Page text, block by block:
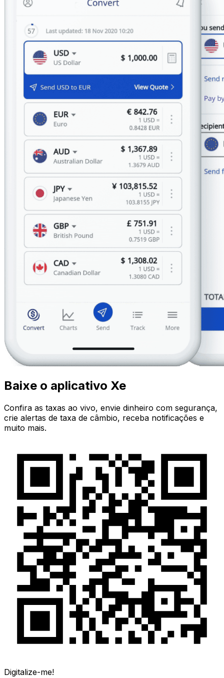
Baixe o aplicativo Xe
Confira as taxas ao vivo, envie dinheiro com segurança,
crie alertas de taxa de câmbio, receba notificações e
muito mais.
Digitalize-me!